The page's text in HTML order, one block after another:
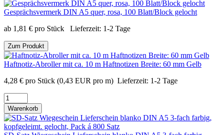
Gesprächsvermerk DIN A5 quer, rosa, 100 Blatt/Block gelocht
ab 1,81 € pro Stück Lieferzeit: 1-2 Tage
Zum Produkt
Haftnotiz-Abroller mit ca. 10 m Haftnotizen Breite: 60 mm Gelb
4,28 € pro Stück (0,43 EUR pro m) Lieferzeit: 1-2 Tage
Warenkorb